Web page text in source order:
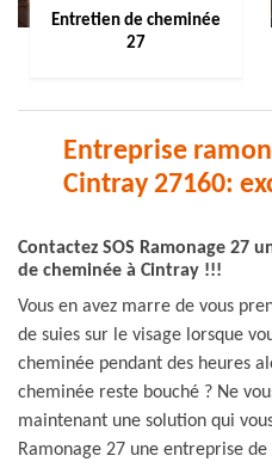
Entretien de cheminée
27
Entreprise
Cintray 27160:
Contactez SOS Ramonage 27
de cheminée à Cintray !!!
Vous en avez marre de vous
de suies sur le visage lorsque
cheminée pendant des heures
cheminée reste bouché ? Ne
maintenant une solution qui
Ramonage 27 une entreprise